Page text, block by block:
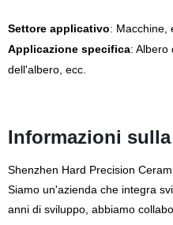
Settore applicativo: Macchine,
Applicazione specifica: Albero
dell'albero, ecc.
Informazioni
Shenzhen Hard Precision
Siamo un'azienda che integra
anni di sviluppo, abbiamo